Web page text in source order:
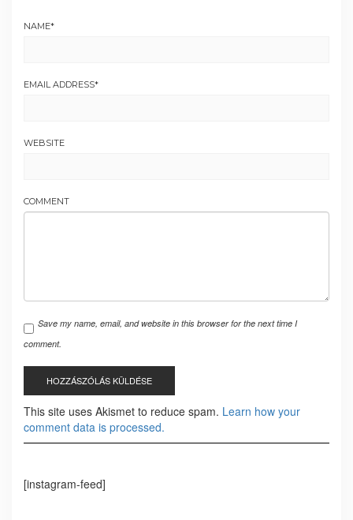
NAME*
EMAIL ADDRESS*
WEBSITE
COMMENT
Save my name, email, and website in this browser for the next time I
comment.
This site uses Akismet to reduce spam. Learn how your
comment data is processed.
[instagram-feed]